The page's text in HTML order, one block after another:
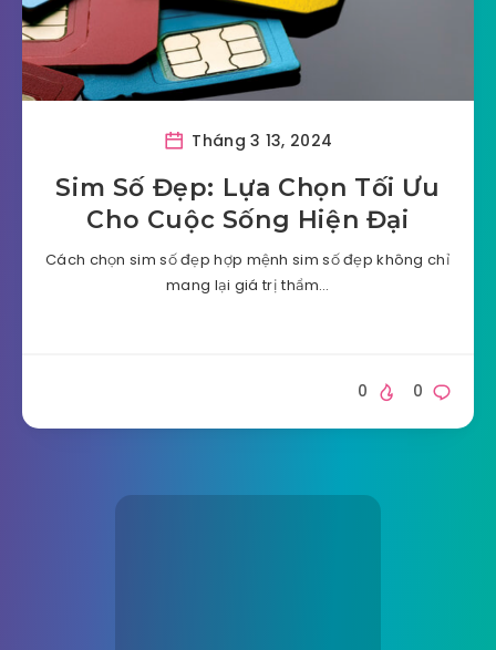
Tháng 3 13, 2024
Sim Số Đẹp: Lựa Chọn Tối Ưu
Cho Cuộc Sống Hiện Đại
Cách chọn sim số đẹp hợp mệnh sim số đẹp không chỉ
mang lại giá trị thẩm…
0
0